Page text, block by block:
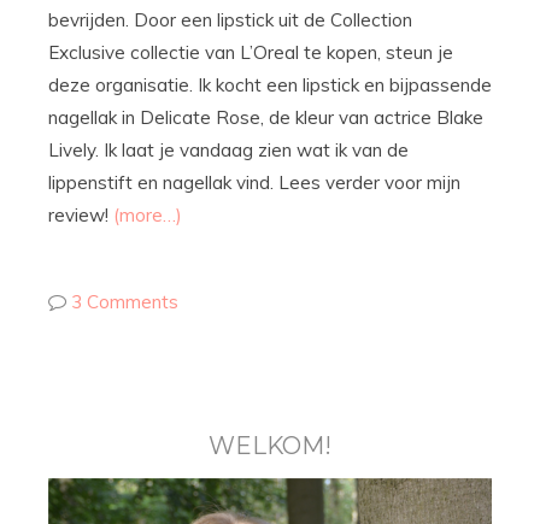
bevrijden. Door een lipstick uit de Collection
Exclusive collectie van L’Oreal te kopen, steun je
deze organisatie. Ik kocht een lipstick en bijpassende
nagellak in Delicate Rose, de kleur van actrice Blake
Lively. Ik laat je vandaag zien wat ik van de
lippenstift en nagellak vind. Lees verder voor mijn
review! (more…)
3 Comments
WELKOM!